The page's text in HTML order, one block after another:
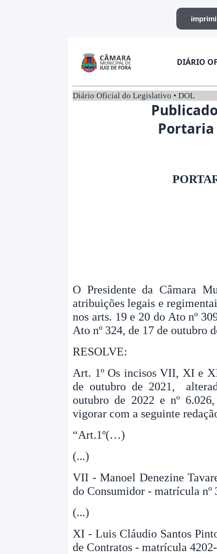
DIÁRIO
Diário Oficial do Legislativo • DOL
Portaria
O Presidente da Câmara
atribuições legais e
nos arts. 19 e 20 do Ato nº
Ato nº 324, de 17 de outubro
RESOLVE:
Art. 1º Os incisos VII, XI e
de outubro de 2021,
outubro de 2022 e nº
vigorar com a seguinte
“Art.1º(…)
(...)
VII - Manoel Denezine
do Consumidor - matrícula nº
(...)
XI - Luis Cláudio Santos
de Contratos - matrícula